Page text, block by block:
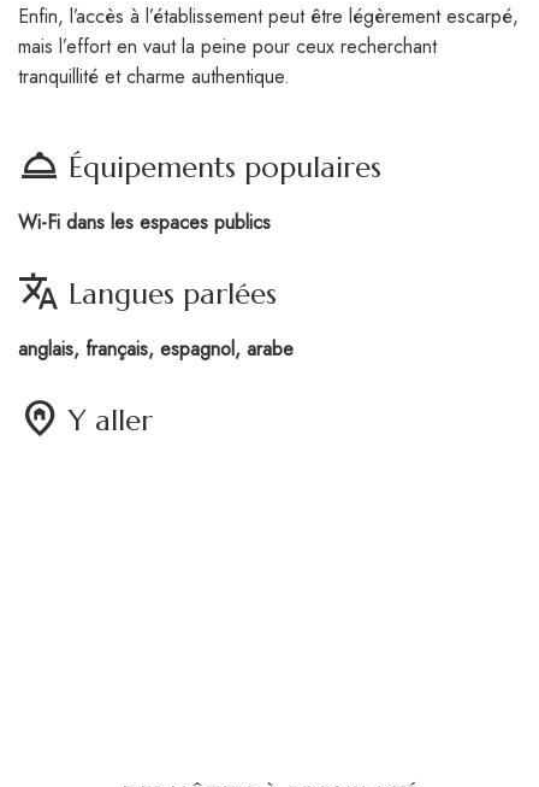
Enfin, l’accès à l’établissement peut être légèrement escarpé,
mais l’effort en vaut la peine pour ceux recherchant
tranquillité et charme authentique.
room_service Équipements populaires
Wi-Fi dans les espaces publics
translate Langues parlées
anglais, français, espagnol, arabe
home_pin Y aller